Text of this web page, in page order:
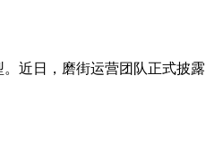
近日，磨街运营团队正式披露